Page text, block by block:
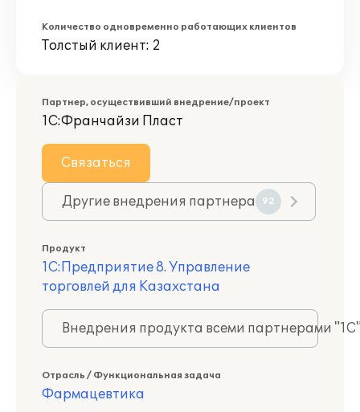
Количество одновременно работающих клиентов
Толстый клиент: 2
Партнер, осуществивший внедрение/проект
1С:Франчайзи Пласт
Связаться
Другие внедрения партнера 92
Продукт
1С:Предприятие 8. Управление
торговлей для Казахстана
Внедрения продукта всеми партнерами
Отрасль / Функциональная задача
Фармацевтика